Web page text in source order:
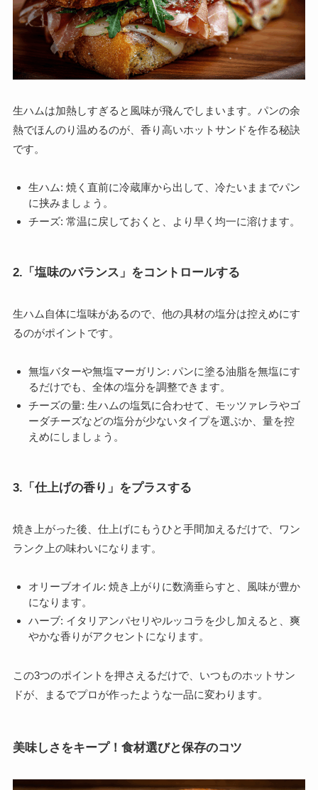
生ハムは加熱しすぎると風味が飛んでしまいます。パンの余
熱でほんのり温めるのが、香り高いホットサンドを作る秘訣
です。
生ハム: 焼く直前に冷蔵庫から出して、冷たいままでパン
に挟みましょう。
チーズ: 常温に戻しておくと、より早く均一に溶けます。
2.「塩味のバランス」をコントロールする
生ハム自体に塩味があるので、他の具材の塩分は控えめにす
るのがポイントです。
無塩バターや無塩マーガリン: パンに塗る油脂を無塩にす
るだけでも、全体の塩分を調整できます。
チーズの量: 生ハムの塩気に合わせて、モッツァレラやゴ
ーダチーズなどの塩分が少ないタイプを選ぶか、量を控
えめにしましょう。
3.「仕上げの香り」をプラスする
焼き上がった後、仕上げにもうひと手間加えるだけで、ワン
ランク上の味わいになります。
オリーブオイル: 焼き上がりに数滴垂らすと、風味が豊か
になります。
ハーブ: イタリアンパセリやルッコラを少し加えると、爽
やかな香りがアクセントになります。
この3つのポイントを押さえるだけで、いつものホットサン
ドが、まるでプロが作ったような一品に変わります。
美味しさをキープ！食材選びと保存のコツ